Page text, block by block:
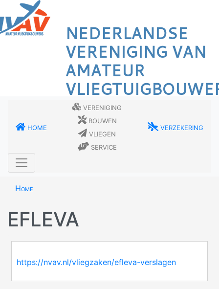
Overslaan
en
naar
NEDERLANDSE
VERENIGING VAN
AMATEUR
Home
Vereniging
Bouwen
Vliegen
Service
Verzekering
Home
EFLEVA
https://nvav.nl/vliegzaken/efleva-verslagen